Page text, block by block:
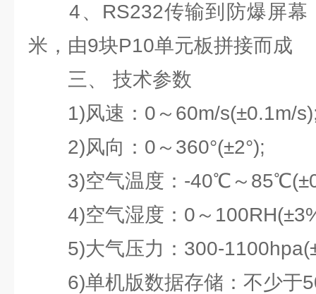
4、RS232传输到防爆屏幕
米，由9块P10单元板拼接而成
三、 技术参数
1)风速：0～60m/s(±0.1m/
2)风向：0～360°(±2°);
3)空气温度：-40℃～
4)空气湿度：0～
5)大气压力：300-
6)单机版数据存储：不少于